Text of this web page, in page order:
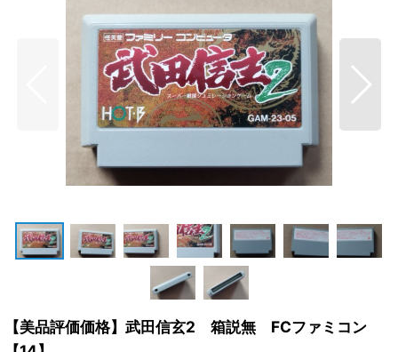
【美品評価価格】武田信玄2 箱説無 FCファミコン